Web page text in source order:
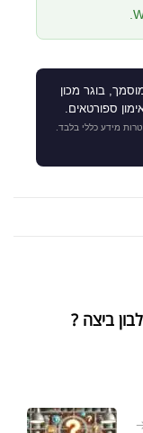
בוגר מכון
מידע כללי בלבד.
ביצה ?